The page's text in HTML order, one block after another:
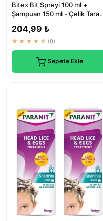
Bitex Bit Spreyi 100 ml +
Şampuan 150 ml - Çelik Tarak
204,99 ₺
★★★★★ (0)
Sepete Ekle